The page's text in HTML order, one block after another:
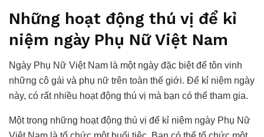
Những hoạt động thú vị để kỉ
niệm ngày Phụ Nữ Việt Nam
Ngày Phụ Nữ Việt Nam là một ngày đặc biệt để tôn vinh
những cô gái và phụ nữ trên toàn thế giới. Để kỉ niệm ngày
này, có rất nhiều hoạt động thú vị mà bạn có thể tham gia.
Một trong những hoạt động thú vị để kỉ niệm ngày Phụ Nữ